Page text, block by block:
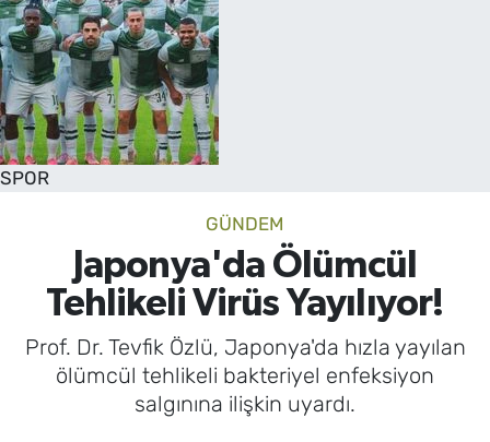
SPOR
GÜNDEM
Japonya'da Ölümcül
Tehlikeli Virüs Yayılıyor!
Prof. Dr. Tevfik Özlü, Japonya'da hızla yayılan
ölümcül tehlikeli bakteriyel enfeksiyon
salgınına ilişkin uyardı.